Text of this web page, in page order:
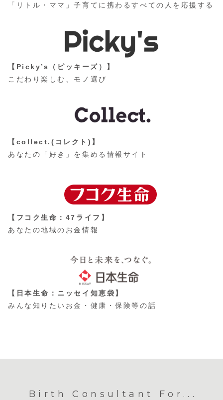
「リトル・ママ」子育てに携わるすべての人を応援する
【Picky’s（ピッキーズ）】
こだわり楽しむ、モノ選び
【collect.(コレクト)】
あなたの「好き」を集める情報サイト
【フコク生命：47ライフ】
あなたの地域のお金情報
【日本生命：ニッセイ知恵袋】
みんな知りたいお金・健康・保険等の話
Birth Consultant For...